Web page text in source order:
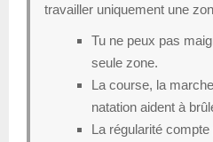
travailler uniquement une
Tu ne peux pas
seule zone.
La course, la
natation aident à
La régularité compte